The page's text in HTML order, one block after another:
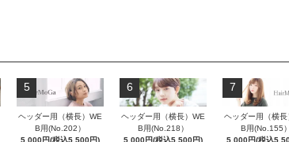
5
ヘッダー用（横長）WE
B用(No.202）
6
ヘッダー用（横長）WE
B用(No.218）
7
ヘッダー用（横長
B用(No.155）